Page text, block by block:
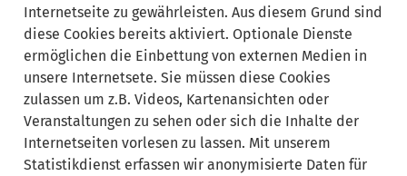
Internetseite zu gewährleisten. Aus diesem Grund sind
diese Cookies bereits aktiviert. Optionale Dienste
ermöglichen die Einbettung von externen Medien in
unsere Internetsete. Sie müssen diese Cookies
zulassen um z.B. Videos, Kartenansichten oder
Veranstaltungen zu sehen oder sich die Inhalte der
Internetseiten vorlesen zu lassen. Mit unserem
Statistikdienst erfassen wir anonymisierte Daten für